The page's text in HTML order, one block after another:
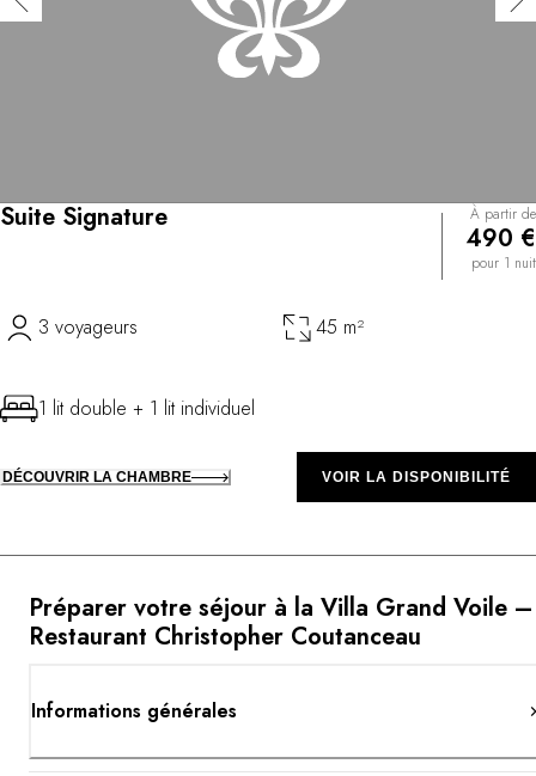
Préparer votre séjour à la Villa Grand Voile –
Restaurant Christopher Coutanceau
Informations générales
Suite Signature À partir de
490 €
pour 1 nuit
3 voyageurs 45 m²
1 lit double + 1 lit individuel
DÉCOUVRIR LA CHAMBRE VOIR LA DISPONIBILITÉ